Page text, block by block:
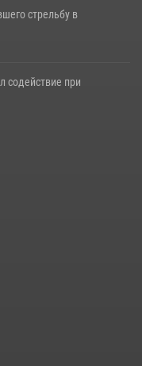
стрельбу в
содействие при